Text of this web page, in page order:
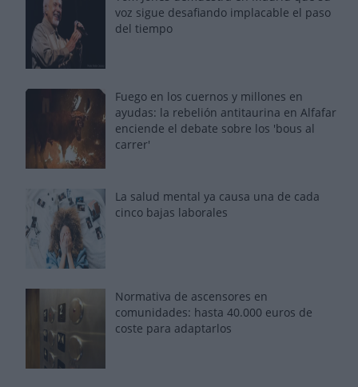
voz sigue desafiando implacable el paso
del tiempo
Fuego en los cuernos y millones en
ayudas: la rebelión antitaurina en Alfafar
enciende el debate sobre los 'bous al
carrer'
La salud mental ya causa una de cada
cinco bajas laborales
Normativa de ascensores en
comunidades: hasta 40.000 euros de
coste para adaptarlos